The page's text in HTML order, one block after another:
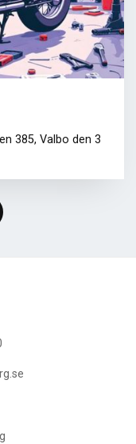
385, Valbo den 3